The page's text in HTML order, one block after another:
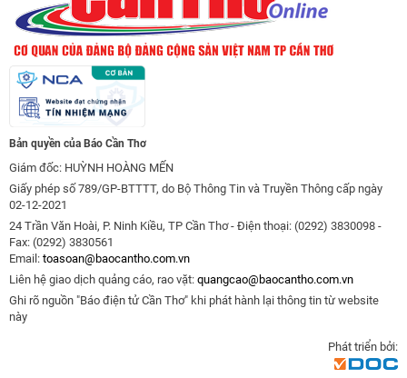
Bản quyền của Báo Cần Thơ
Giám đốc: HUỲNH HOÀNG MẾN
Giấy phép số 789/GP-BTTTT, do Bộ Thông Tin và Truyền Thông cấp ngày
02-12-2021
24 Trần Văn Hoài, P. Ninh Kiều, TP Cần Thơ - Điện thoại: (0292) 3830098 -
Fax: (0292) 3830561
Email: toasoan@baocantho.com.vn
Liên hệ giao dịch quảng cáo, rao vặt: quangcao@baocantho.com.vn
Ghi rõ nguồn "Báo điện tử Cần Thơ" khi phát hành lại thông tin từ website
này
Phát triển bởi: